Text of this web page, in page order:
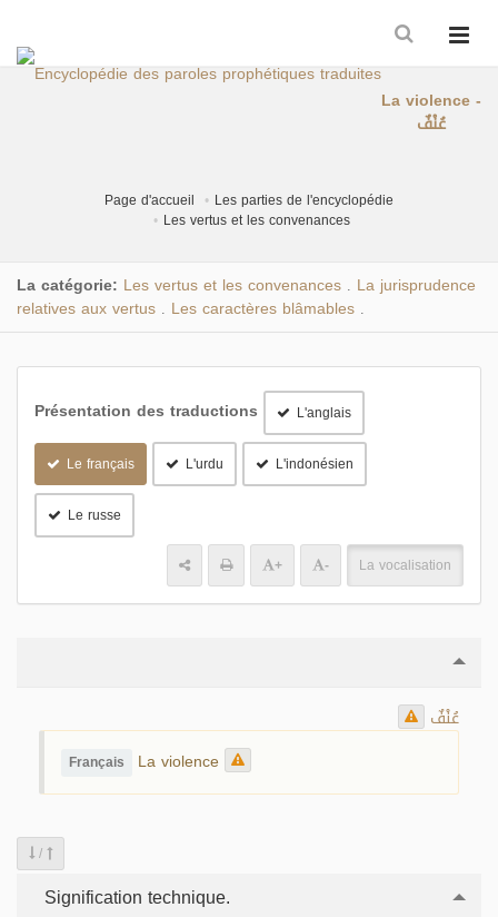
La violence -
عُنْفٌ
Page d'accueil
Les parties de l'encyclopédie
Les vertus et les convenances
La catégorie: Les vertus et les convenances La jurisprudence
relatives aux vertus Les caractères blâmables
Présentation des traductions L'anglais
Le français L'urdu L'indonésien
Le russe
+ - La vocalisation
عُنْفٌ
Français La violence
/
Signification technique.